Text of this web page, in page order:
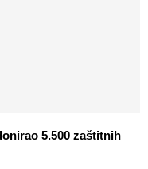
5.500 zaštitnih